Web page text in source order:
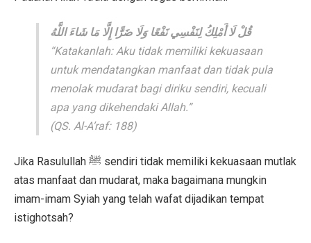
قُلْ لَا أَمْلِكُ لِنَفْسِي نَفْعًا وَلَا ضَرًّا إِلَّا مَا شَاءَ اللَّهُ
“Katakanlah: Aku tidak memiliki kekuasaan
untuk mendatangkan manfaat dan tidak pula
menolak mudarat bagi diriku sendiri, kecuali
apa yang dikehendaki Allah.”
(QS. Al-A’raf: 188)
Jika Rasulullah ﷺ sendiri tidak memiliki kekuasaan mutlak
atas manfaat dan mudarat, maka bagaimana mungkin
imam-imam Syiah yang telah wafat dijadikan tempat
istighotsah?